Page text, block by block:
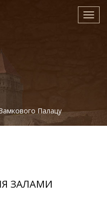
Палацу
ЗАЛАМИ